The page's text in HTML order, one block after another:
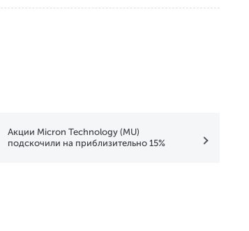
Акции Micron Technology (MU)
подскочили на приблизительно 15%